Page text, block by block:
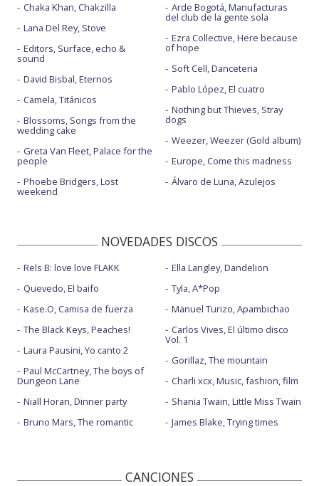
Chaka Khan, Chakzilla
Lana Del Rey, Stove
Editors, Surface, echo &
sound
David Bisbal, Eternos
Camela, Titánicos
Blossoms, Songs from the
wedding cake
Greta Van Fleet, Palace for the
people
Phoebe Bridgers, Lost
weekend
Arde Bogotá, Manufacturas
del club de la gente sola
Ezra Collective, Here because
of hope
Soft Cell, Danceteria
Pablo López, El cuatro
Nothing but Thieves, Stray
dogs
Weezer, Weezer (Gold album)
Europe, Come this madness
Álvaro de Luna, Azulejos
NOVEDADES DISCOS
Rels B: love love FLAKK
Quevedo, El baifo
Kase.O, Camisa de fuerza
The Black Keys, Peaches!
Laura Pausini, Yo canto 2
Paul McCartney, The boys of
Dungeon Lane
Niall Horan, Dinner party
Bruno Mars, The romantic
Ella Langley, Dandelion
Tyla, A*Pop
Manuel Turizo, Apambichao
Carlos Vives, El último disco
Vol. 1
Gorillaz, The mountain
Charli xcx, Music, fashion, film
Shania Twain, Little Miss Twain
James Blake, Trying times
CANCIONES